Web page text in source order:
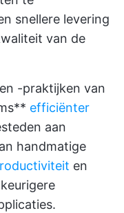
snellere levering
van de
-praktijken van
efficiënter
aan
handmatige
en